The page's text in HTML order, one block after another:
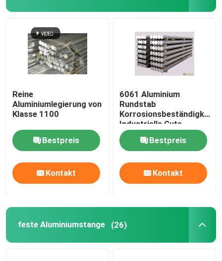
quadratisches Aluminiumrohr
Reine
Aluminiumlegierung von
Klasse 1100
Bestpreis
Kontakt
6061 Aluminium
Rundstab
Korrosionsbeständigkeit
Industrielle Gute
Leistung
Bestpreis
Kontakt
feste Aluminiumstange (26)